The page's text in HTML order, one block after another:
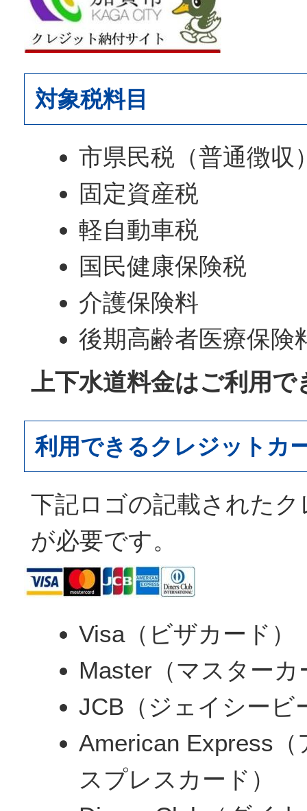
対象税料目
市県民税（普通徴収
固定資産税
軽自動車税
国民健康保険税
介護保険料
後期高齢者医療保険
上下水道料金はご利用で
利用できるクレジットカ
下記ロゴの記載された
が必要です。
Visa（ビザカード）
Master（マスターカ
JCB（ジェイシービ
American Express
スプレスカード）